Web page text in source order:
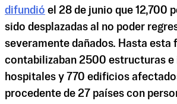
difundió el 28 de junio que 12,700
sido desplazadas al no poder
severamente dañados. Hasta esta
contabilizaban 2500 estructuras e
hospitales y 770 edificios
procedente de 27 países con